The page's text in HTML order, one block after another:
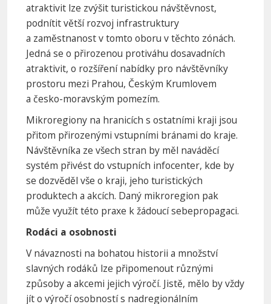
atraktivit lze zvýšit turistickou návštěvnost,
podnítit větší rozvoj infrastruktury
a zaměstnanost v tomto oboru v těchto zónách.
Jedná se o přirozenou protiváhu dosavadních
atraktivit, o rozšíření nabídky pro návštěvníky
prostoru mezi Prahou, Českým Krumlovem
a česko-moravským pomezím.
Mikroregiony na hranicích s ostatními kraji jsou
přitom přirozenými vstupními bránami do kraje.
Návštěvníka ze všech stran by měl naváděcí
systém přivést do vstupních infocenter, kde by
se dozvěděl vše o kraji, jeho turistických
produktech a akcích. Daný mikroregion pak
může využít této praxe k žádoucí sebepropagaci.
Rodáci a osobnosti
V návaznosti na bohatou historii a množství
slavných rodáků lze připomenout různými
způsoby a akcemi jejich výročí. Jistě, mělo by vždy
jít o výročí osobností s nadregionálním